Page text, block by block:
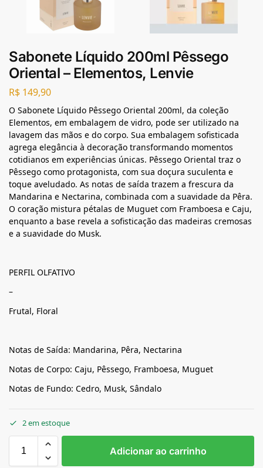
Sabonete Líquido 200ml Pêssego
Oriental – Elementos, Lenvie
R$ 149,90
O Sabonete Líquido Pêssego Oriental 200ml, da coleção
Elementos, em embalagem de vidro, pode ser utilizado na
lavagem das mãos e do corpo. Sua embalagem sofisticada
agrega elegância à decoração transformando momentos
cotidianos em experiências únicas. Pêssego Oriental traz o
Pêssego como protagonista, com sua doçura suculenta e
toque aveludado. As notas de saída trazem a frescura da
Mandarina e Nectarina, combinada com a suavidade da Pêra.
O coração mistura pétalas de Muguet com Framboesa e Caju,
enquanto a base revela a sofisticação das madeiras cremosas
e a suavidade do Musk.
PERFIL OLFATIVO
–
Frutal, Floral
Notas de Saída: Mandarina, Pêra, Nectarina
Notas de Corpo: Caju, Pêssego, Framboesa, Muguet
Notas de Fundo: Cedro, Musk, Sândalo
2 em estoque
Adicionar ao carrinho